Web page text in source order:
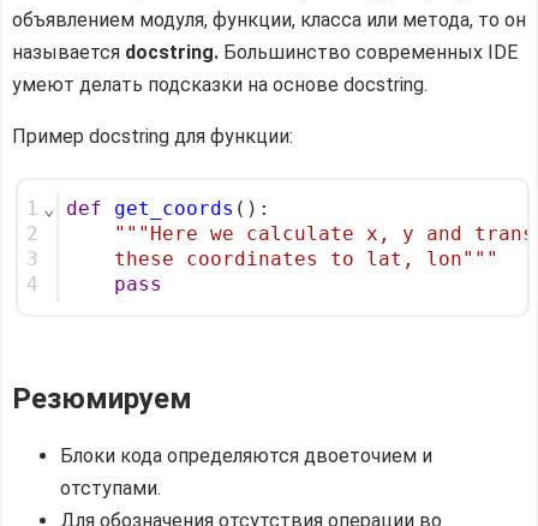
объявлением модуля, функции, класса или метода, то он
называется docstring. Большинство современных IDE
умеют делать подсказки на основе docstring.
Пример docstring для функции:
1
2
3
4
⌄ def get_coords ():
"""Here we calculate x, y and
    these coordinates to lat, lon"""
pass
Резюмируем
Блоки кода определяются двоеточием и
отступами.
Для обозначения отсутствия операции во